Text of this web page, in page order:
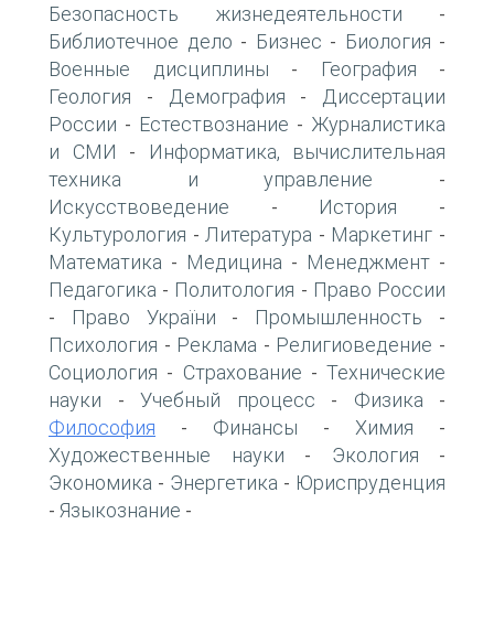
Безопасность жизнедеятельности -
Библиотечное дело - Бизнес - Биология -
Военные дисциплины - География -
Геология - Демография -
Диссертации
России - Естествознание - Журналистика
и СМИ -
Информатика, вычислительная
техника и управление -
Искусствоведение - История -
Культурология - Литература - Маркетинг -
Математика - Медицина - Менеджмент -
Педагогика - Политология - Право России
- Право України - Промышленность -
Психология - Реклама - Религиоведение -
Социология - Страхование - Технические
науки - Учебный процесс - Физика -
Философия - Финансы - Химия -
Художественные науки - Экология -
Экономика - Энергетика - Юриспруденция
- Языкознание -